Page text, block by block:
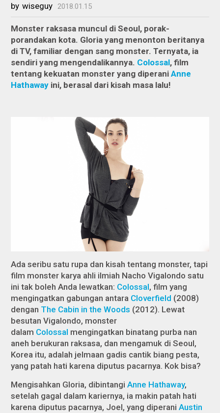
by wiseguy 2018.01.15
Monster raksasa muncul di Seoul, porak-
porandakan kota. Gloria yang menonton beritanya
di TV, familiar dengan sang monster. Ternyata, ia
sendiri yang mengendalikannya. Colossal, film
tentang kekuatan monster yang diperaniAnne
Hathaway ini, berasal dari kisah masa lalu!
Ada seribu satu rupa dan kisah tentang monster, tapi
film monster karya ahli ilmiah Nacho Vigalondo satu
ini tak boleh Anda lewatkan: Colossal,film yang
mengingatkan gabungan antara Cloverfield (2008)
dengan The Cabin in the Woods (2012). Lewat
besutan Vigalondo, monster
dalam Colossal mengingatkan binatang purba nan
aneh berukuran raksasa, dan mengamuk di Seoul,
Korea itu, adalah jelmaan gadis cantik biang pesta,
yang patah hati karena diputus pacarnya. Kok bisa?
Mengisahkan Gloria, dibintangiAnne Hathaway,
setelah gagal dalam kariernya, ia makin patah hati
karena diputus pacarnya, Joel, yang diperaniAustin